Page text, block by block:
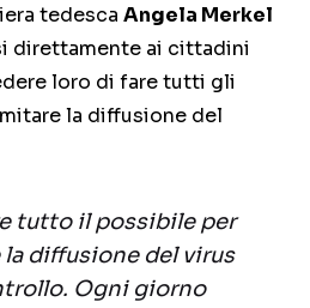
tedesca Angela Merkel
direttamente ai cittadini
loro di fare tutti gli
la diffusione del
tutto il possibile per
diffusione del virus
Ogni giorno